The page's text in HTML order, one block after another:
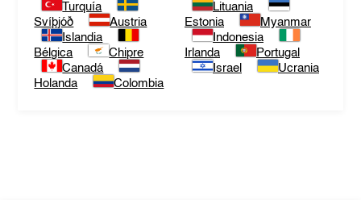
Turquía
Svíþjóð
Austria
Islandia
Bélgica
Chipre
Canadá
Holanda
Colombia
Lituania
Estonia
Myanmar
Indonesia
Irlanda
Portugal
Israel
Ucrania